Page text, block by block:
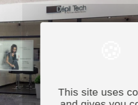
This site uses